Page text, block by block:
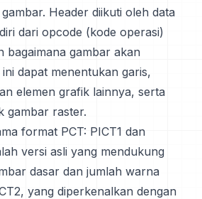
Header diikuti oleh data
dari opcode (kode operasi)
bagaimana gambar akan
dapat menentukan garis,
elemen grafik lainnya, serta
gambar raster.
format PCT: PICT1 dan
versi asli yang mendukung
dasar dan jumlah warna
yang diperkenalkan dengan